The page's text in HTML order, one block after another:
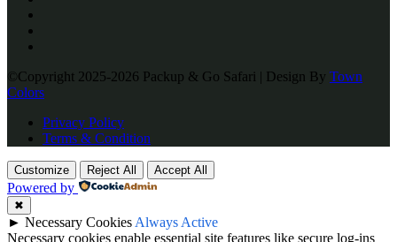
©Copyright 2025-2026 Packup & Go Safari | Design By Town
Colors
Privacy Policy
Terms & Condition
Customize Reject All Accept All
Powered by
✖
► Necessary Cookies Always Active
Necessary cookies enable essential site features like secure log-ins